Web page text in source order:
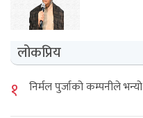
लोकप्रिय
१ निर्मल पुर्जाको कम्पनीले